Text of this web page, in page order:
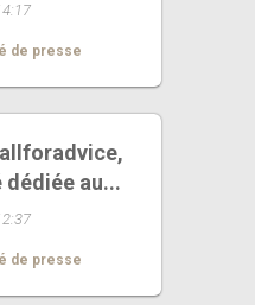
de presse
dédiée au...
de presse